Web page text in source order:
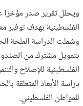
ويحلل تقرير صدر مؤخرا
الفلسطينية بهدف توفير
وشملت الدراسة الملحة
بتمويل مشترك من الصندوق
دراسة الأبعاد
للمواطن الفلسطيني.